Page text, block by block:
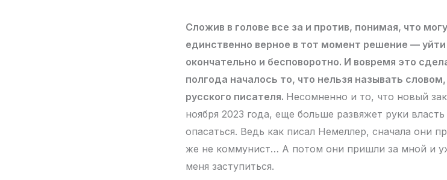
Сложив в голове все за и против, понимая, что
единственно верное в тот момент решение —
окончательно и бесповоротно. И вовремя это
полгода началось то, что нельзя называть
русского писателя. Несомненно и то, что новый
ноября 2023 года, еще больше развяжет руки
опасаться. Ведь как писал Немеллер, сначала они
же не коммунист… А потом они пришли за мной и
меня заступиться.